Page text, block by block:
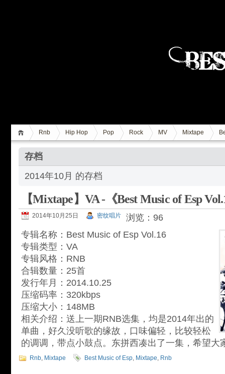
Rnb Hip Hop Pop Rock MV Mixtape
存档
2014年10月 的存档
【Mixtape】VA -《Best Music of Esp
2014年10月25日 密纹唱片
浏览：96
专辑名称：Best Music of Esp Vol.16
专辑类型：VA
专辑风格：RNB
合辑数量：25首
发行年月：2014.10.25
压缩码率：320kbps
压缩大小：148MB
相关介绍：送上一期RNB选集，均是2014年出的
单曲，好久没听歌的缘故，口味偏轻，比较轻松
的调调，带点小鼓点。东拼西凑出了一集，希望大
Rnb, Mixtape Best Music of Esp, Mixtape, Rnb